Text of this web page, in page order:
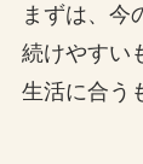
まずは、今
続けやすい
生活に合う